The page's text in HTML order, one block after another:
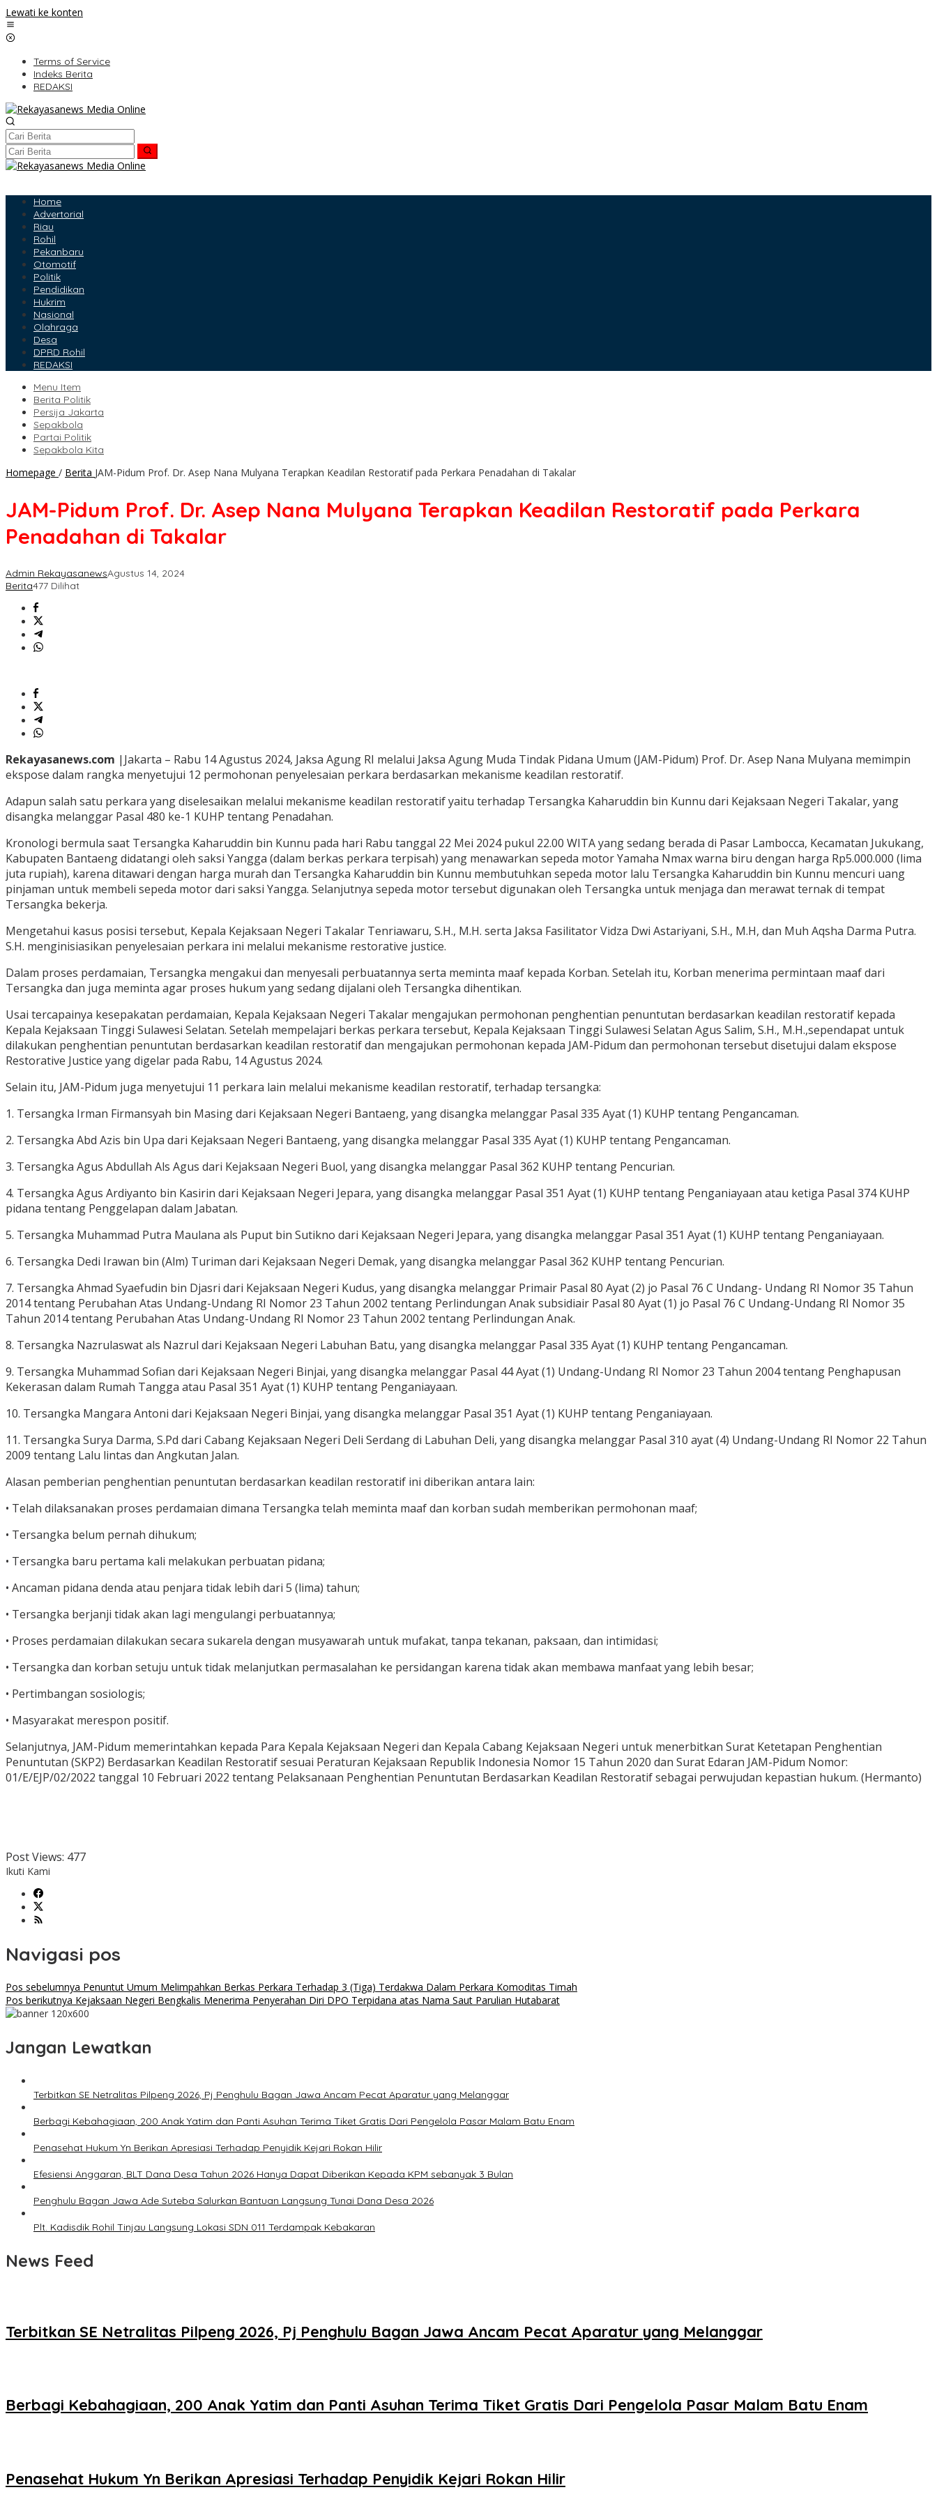
Lewati ke konten
Terms of Service
Indeks Berita
REDAKSI
Home
Advertorial
Riau
Rohil
Pekanbaru
Otomotif
Politik
Pendidikan
Hukrim
Nasional
Olahraga
Desa
DPRD Rohil
REDAKSI
Menu Item
Berita Politik
Persija Jakarta
Sepakbola
Partai Politik
Sepakbola Kita
Homepage / Berita JAM-Pidum Prof. Dr. Asep Nana Mulyana Terapkan Keadilan Restoratif pada Perkara Penadahan di Takalar
JAM-Pidum Prof. Dr. Asep Nana Mulyana Terapkan Keadilan Restoratif pada Perkara
Penadahan di Takalar
Admin RekayasanewsAgustus 14, 2024
Berita477 Dilihat
Rekayasanews.com |Jakarta – Rabu 14 Agustus 2024, Jaksa Agung RI melalui Jaksa Agung Muda Tindak Pidana Umum (JAM-Pidum) Prof. Dr. Asep Nana Mulyana memimpin
ekspose dalam rangka menyetujui 12 permohonan penyelesaian perkara berdasarkan mekanisme keadilan restoratif.
Adapun salah satu perkara yang diselesaikan melalui mekanisme keadilan restoratif yaitu terhadap Tersangka Kaharuddin bin Kunnu dari Kejaksaan Negeri Takalar, yang
disangka melanggar Pasal 480 ke-1 KUHP tentang Penadahan.
Kronologi bermula saat Tersangka Kaharuddin bin Kunnu pada hari Rabu tanggal 22 Mei 2024 pukul 22.00 WITA yang sedang berada di Pasar Lambocca, Kecamatan Jukukang,
Kabupaten Bantaeng didatangi oleh saksi Yangga (dalam berkas perkara terpisah) yang menawarkan sepeda motor Yamaha Nmax warna biru dengan harga Rp5.000.000 (lima
juta rupiah), karena ditawari dengan harga murah dan Tersangka Kaharuddin bin Kunnu membutuhkan sepeda motor lalu Tersangka Kaharuddin bin Kunnu mencuri uang
pinjaman untuk membeli sepeda motor dari saksi Yangga. Selanjutnya sepeda motor tersebut digunakan oleh Tersangka untuk menjaga dan merawat ternak di tempat
Tersangka bekerja.
Mengetahui kasus posisi tersebut, Kepala Kejaksaan Negeri Takalar Tenriawaru, S.H., M.H. serta Jaksa Fasilitator Vidza Dwi Astariyani, S.H., M.H, dan Muh Aqsha Darma Putra.
S.H. menginisiasikan penyelesaian perkara ini melalui mekanisme restorative justice.
Dalam proses perdamaian, Tersangka mengakui dan menyesali perbuatannya serta meminta maaf kepada Korban. Setelah itu, Korban menerima permintaan maaf dari
Tersangka dan juga meminta agar proses hukum yang sedang dijalani oleh Tersangka dihentikan.
Usai tercapainya kesepakatan perdamaian, Kepala Kejaksaan Negeri Takalar mengajukan permohonan penghentian penuntutan berdasarkan keadilan restoratif kepada
Kepala Kejaksaan Tinggi Sulawesi Selatan. Setelah mempelajari berkas perkara tersebut, Kepala Kejaksaan Tinggi Sulawesi Selatan Agus Salim, S.H., M.H.,sependapat untuk
dilakukan penghentian penuntutan berdasarkan keadilan restoratif dan mengajukan permohonan kepada JAM-Pidum dan permohonan tersebut disetujui dalam ekspose
Restorative Justice yang digelar pada Rabu, 14 Agustus 2024.
Selain itu, JAM-Pidum juga menyetujui 11 perkara lain melalui mekanisme keadilan restoratif, terhadap tersangka:
1. Tersangka Irman Firmansyah bin Masing dari Kejaksaan Negeri Bantaeng, yang disangka melanggar Pasal 335 Ayat (1) KUHP tentang Pengancaman.
2. Tersangka Abd Azis bin Upa dari Kejaksaan Negeri Bantaeng, yang disangka melanggar Pasal 335 Ayat (1) KUHP tentang Pengancaman.
3. Tersangka Agus Abdullah Als Agus dari Kejaksaan Negeri Buol, yang disangka melanggar Pasal 362 KUHP tentang Pencurian.
4. Tersangka Agus Ardiyanto bin Kasirin dari Kejaksaan Negeri Jepara, yang disangka melanggar Pasal 351 Ayat (1) KUHP tentang Penganiayaan atau ketiga Pasal 374 KUHP
pidana tentang Penggelapan dalam Jabatan.
5. Tersangka Muhammad Putra Maulana als Puput bin Sutikno dari Kejaksaan Negeri Jepara, yang disangka melanggar Pasal 351 Ayat (1) KUHP tentang Penganiayaan.
6. Tersangka Dedi Irawan bin (Alm) Turiman dari Kejaksaan Negeri Demak, yang disangka melanggar Pasal 362 KUHP tentang Pencurian.
7. Tersangka Ahmad Syaefudin bin Djasri dari Kejaksaan Negeri Kudus, yang disangka melanggar Primair Pasal 80 Ayat (2) jo Pasal 76 C Undang- Undang RI Nomor 35 Tahun
2014 tentang Perubahan Atas Undang-Undang RI Nomor 23 Tahun 2002 tentang Perlindungan Anak subsidiair Pasal 80 Ayat (1) jo Pasal 76 C Undang-Undang RI Nomor 35
Tahun 2014 tentang Perubahan Atas Undang-Undang RI Nomor 23 Tahun 2002 tentang Perlindungan Anak.
8. Tersangka Nazrulaswat als Nazrul dari Kejaksaan Negeri Labuhan Batu, yang disangka melanggar Pasal 335 Ayat (1) KUHP tentang Pengancaman.
9. Tersangka Muhammad Sofian dari Kejaksaan Negeri Binjai, yang disangka melanggar Pasal 44 Ayat (1) Undang-Undang RI Nomor 23 Tahun 2004 tentang Penghapusan
Kekerasan dalam Rumah Tangga atau Pasal 351 Ayat (1) KUHP tentang Penganiayaan.
10. Tersangka Mangara Antoni dari Kejaksaan Negeri Binjai, yang disangka melanggar Pasal 351 Ayat (1) KUHP tentang Penganiayaan.
11. Tersangka Surya Darma, S.Pd dari Cabang Kejaksaan Negeri Deli Serdang di Labuhan Deli, yang disangka melanggar Pasal 310 ayat (4) Undang-Undang RI Nomor 22 Tahun
2009 tentang Lalu lintas dan Angkutan Jalan.
Alasan pemberian penghentian penuntutan berdasarkan keadilan restoratif ini diberikan antara lain:
• Telah dilaksanakan proses perdamaian dimana Tersangka telah meminta maaf dan korban sudah memberikan permohonan maaf;
• Tersangka belum pernah dihukum;
• Tersangka baru pertama kali melakukan perbuatan pidana;
• Ancaman pidana denda atau penjara tidak lebih dari 5 (lima) tahun;
• Tersangka berjanji tidak akan lagi mengulangi perbuatannya;
• Proses perdamaian dilakukan secara sukarela dengan musyawarah untuk mufakat, tanpa tekanan, paksaan, dan intimidasi;
• Tersangka dan korban setuju untuk tidak melanjutkan permasalahan ke persidangan karena tidak akan membawa manfaat yang lebih besar;
• Pertimbangan sosiologis;
• Masyarakat merespon positif.
Selanjutnya, JAM-Pidum memerintahkan kepada Para Kepala Kejaksaan Negeri dan Kepala Cabang Kejaksaan Negeri untuk menerbitkan Surat Ketetapan Penghentian
Penuntutan (SKP2) Berdasarkan Keadilan Restoratif sesuai Peraturan Kejaksaan Republik Indonesia Nomor 15 Tahun 2020 dan Surat Edaran JAM-Pidum Nomor:
01/E/EJP/02/2022 tanggal 10 Februari 2022 tentang Pelaksanaan Penghentian Penuntutan Berdasarkan Keadilan Restoratif sebagai perwujudan kepastian hukum. (Hermanto)
Post Views: 477
Ikuti Kami
Navigasi pos
Pos sebelumnya Penuntut Umum Melimpahkan Berkas Perkara Terhadap 3 (Tiga) Terdakwa Dalam Perkara Komoditas Timah
Pos berikutnya Kejaksaan Negeri Bengkalis Menerima Penyerahan Diri DPO Terpidana atas Nama Saut Parulian Hutabarat
Jangan Lewatkan
Terbitkan SE Netralitas Pilpeng 2026, Pj Penghulu Bagan Jawa Ancam Pecat Aparatur yang Melanggar
Berbagi Kebahagiaan, 200 Anak Yatim dan Panti Asuhan Terima Tiket Gratis Dari Pengelola Pasar Malam Batu Enam
Penasehat Hukum Yn Berikan Apresiasi Terhadap Penyidik Kejari Rokan Hilir
Efesiensi Anggaran, BLT Dana Desa Tahun 2026 Hanya Dapat Diberikan Kepada KPM sebanyak 3 Bulan
Penghulu Bagan Jawa Ade Suteba Salurkan Bantuan Langsung Tunai Dana Desa 2026
Plt. Kadisdik Rohil Tinjau Langsung Lokasi SDN 011 Terdampak Kebakaran
News Feed
Terbitkan SE Netralitas Pilpeng 2026, Pj Penghulu Bagan Jawa Ancam Pecat Aparatur yang Melanggar
Berbagi Kebahagiaan, 200 Anak Yatim dan Panti Asuhan Terima Tiket Gratis Dari Pengelola Pasar Malam Batu Enam
Penasehat Hukum Yn Berikan Apresiasi Terhadap Penyidik Kejari Rokan Hilir